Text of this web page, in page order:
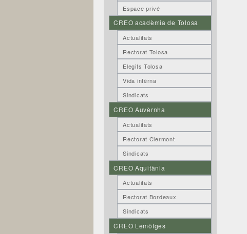
Espace privé
CREO acadèmia de Tolosa
Actualitats
Rectorat Tolosa
Elegits Tolosa
Vida intèrna
Sindicats
CREO Auvèrnha
Actualitats
Rectorat Clermont
Sindicats
CREO Aquitània
Actualitats
Rectorat Bordeaux
Sindicats
CREO Lemòtges